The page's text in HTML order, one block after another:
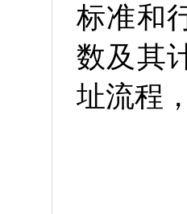
标准和
数及其
址流程